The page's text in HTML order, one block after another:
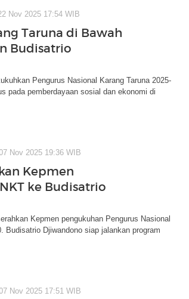
Nov 2025 17:54 WIB
Taruna di Bawah
Budisatrio
Pengurus Nasional Karang Taruna 2025-
pada pemberdayaan sosial dan ekonomi di
Nov 2025 19:36 WIB
Kepmen
ke Budisatrio
Kepmen pengukuhan Pengurus Nasional
Budisatrio Djiwandono siap jalankan program
Nov 2025 17:51 WIB